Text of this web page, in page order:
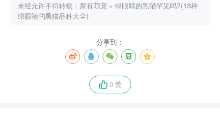
未经允许不得转载： 家有萌宠 » 绿眼睛的黑猫罕见吗?(18种
绿眼睛的黑猫品种大全)
分享到：
0 赞